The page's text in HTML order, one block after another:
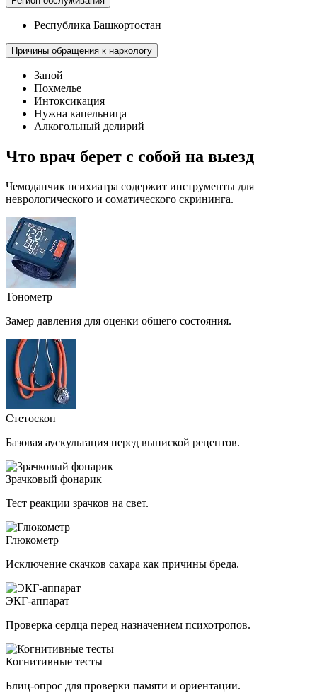
Республика Башкортостан
Причины обращения к наркологу
Запой
Похмелье
Интоксикация
Нужна капельница
Алкогольный делирий
Что врач берет с собой на выезд
Чемоданчик психиатра содержит инструменты для
неврологического и соматического скрининга.
Тонометр
Замер давления для оценки общего состояния.
Стетоскоп
Базовая аускультация перед выпиской рецептов.
Зрачковый фонарик
Тест реакции зрачков на свет.
Глюкометр
Исключение скачков сахара как причины бреда.
ЭКГ-аппарат
Проверка сердца перед назначением психотропов.
Когнитивные тесты
Блиц-опрос для проверки памяти и ориентации.